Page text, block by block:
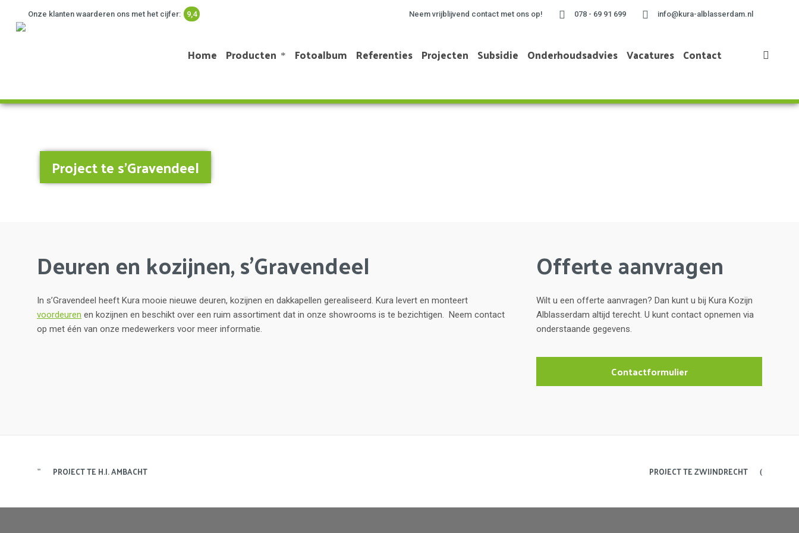
Onze klanten waarderen ons met het cijfer: 9,4 Neem vrijblijvend contact met ons op! 078 - 69 91 699 info@kura-alblasserdam.nl
Home Producten Fotoalbum Referenties Projecten Subsidie Onderhoudsadvies Vacatures Contact
Project te s’Gravendeel
Deuren en kozijnen, s’Gravendeel
In s’Gravendeel heeft Kura mooie nieuwe deuren, kozijnen en dakkapellen gerealiseerd. Kura levert en monteert
voordeuren en kozijnen en beschikt over een ruim assortiment dat in onze showrooms is te bezichtigen. Neem contact
op met één van onze medewerkers voor meer informatie.
Offerte aanvragen
Wilt u een offerte aanvragen? Dan kunt u bij Kura Kozijn
Alblasserdam altijd terecht. U kunt contact opnemen via
onderstaande gegevens.
Contactformulier
PROJECT TE H.I. AMBACHT PROJECT TE ZWIJNDRECHT